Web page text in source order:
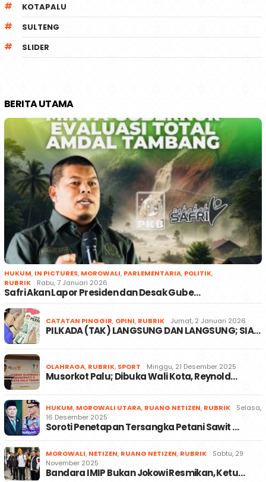
KOTAPALU
SULTENG
SLIDER
BERITA UTAMA
HUKUM, IN PICTURES, MOROWALI, PARLEMENTARIA, POLITIK,
RUBRIK
Rabu, 7 Januari 2026
Safri Akan Lapor Presiden dan Desak Gube…
CATATAN PINGGIR, OPINI, RUBRIK Jumat, 2 Januari 2026
PILKADA (TAK) LANGSUNG DAN LANGSUNG; SIA…
OLAHRAGA, RUBRIK, SPORT Minggu, 21 Desember 2025
Musorkot Palu; Dibuka Wali Kota, Reynold…
HUKUM, MOROWALI UTARA, RUANG NETIZEN, RUBRIK
Selasa,
16 Desember 2025
Soroti Penetapan Tersangka Petani Sawit …
MOROWALI, NETIZEN, RUANG NETIZEN, RUBRIK
Sabtu, 29
November 2025
Bandara IMIP Bukan Jokowi Resmikan, Ketu…